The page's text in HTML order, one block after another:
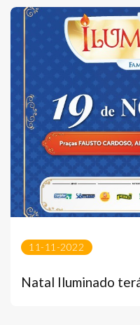
11-11-2022
Natal Iluminado